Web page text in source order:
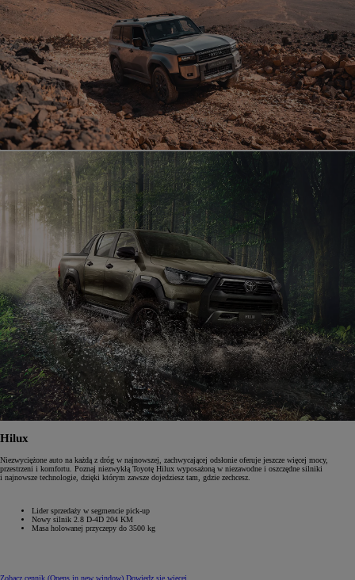
Hilux
Niezwyciężone auto na każdą z dróg w najnowszej, zachwycającej odsłonie oferuje jeszcze więcej mocy,
przestrzeni i komfortu. Poznaj niezwykłą Toyotę Hilux wyposażoną w niezawodne i oszczędne silniki
i najnowsze technologie, dzięki którym zawsze dojedziesz tam, gdzie zechcesz.
Lider sprzedaży w segmencie pick-up
Nowy silnik 2.8‎ D-4D ‎204‎ KM
Masa holowanej przyczepy do 3500 kg
Zobacz cennik (Opens in new window) Dowiedz się więcej